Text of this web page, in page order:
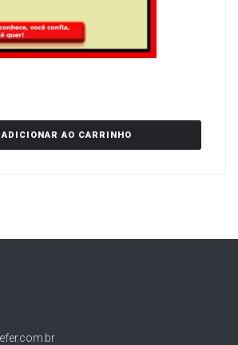
ADICIONAR AO CARRINHO